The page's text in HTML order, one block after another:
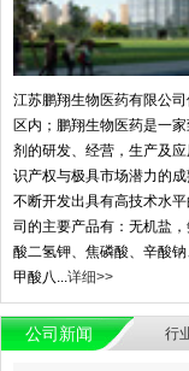
江苏鹏翔生物医药有限公
区内；鹏翔生物医药是一
剂的研发、经营，生产及
识产权与极具市场潜力的
不断开发出具有高技术水
司的主要产品有：无机盐
酸二氢钾、焦磷酸、辛酸
甲酸八...详细>>
公司新闻 行